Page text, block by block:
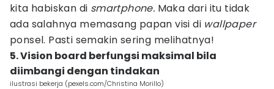
kita habiskan di smartphone. Maka dari itu tidak
ada salahnya memasang papan visi di wallpaper
ponsel. Pasti semakin sering melihatnya!
5. Vision board berfungsi maksimal bila
diimbangi dengan tindakan
ilustrasi bekerja (pexels.com/Christina Morillo)